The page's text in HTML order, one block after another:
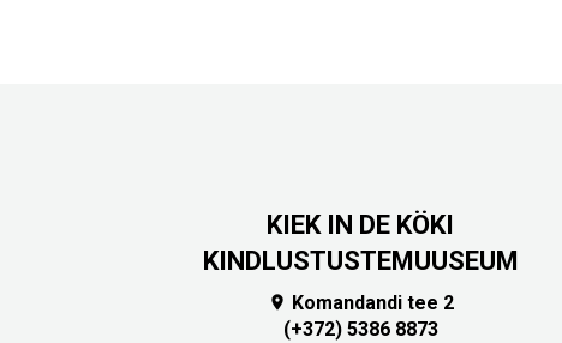
KIEK IN DE KÖKI
KINDLUSTUSTEMUUSEUM
 Komandandi tee 2
(+372) 5386 8873